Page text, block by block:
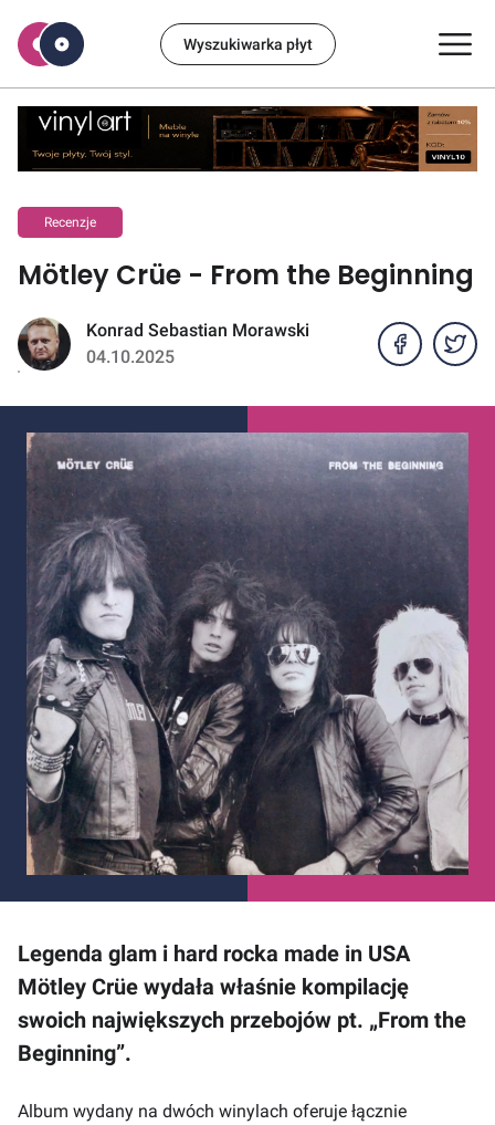
Wyszukiwarka płyt
Recenzje
Mötley Crüe - From the Beginning
Konrad Sebastian Morawski
04.10.2025
Legenda glam i hard rocka made in USA
Mötley Crüe wydała właśnie kompilację
swoich największych przebojów pt. „From the
Beginning”.
Album wydany na dwóch winylach oferuje łącznie